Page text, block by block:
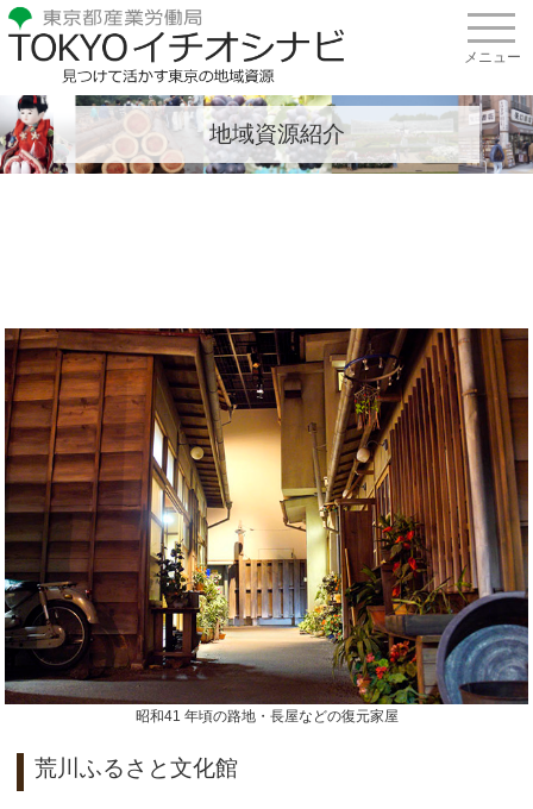
地域資源紹介
昭和41 年頃の路地・長屋などの復元家屋
荒川ふるさと文化館